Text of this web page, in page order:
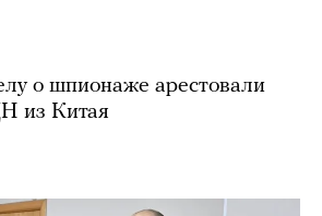
о шпионаже арестовали
из Китая